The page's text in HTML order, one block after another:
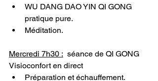
WU DANG DAO YIN QI GONG
pratique pure.
Méditation.
Mercredi 7h30 : séance de QI GONG
Visioconfort en direct
Préparation et échauffement.